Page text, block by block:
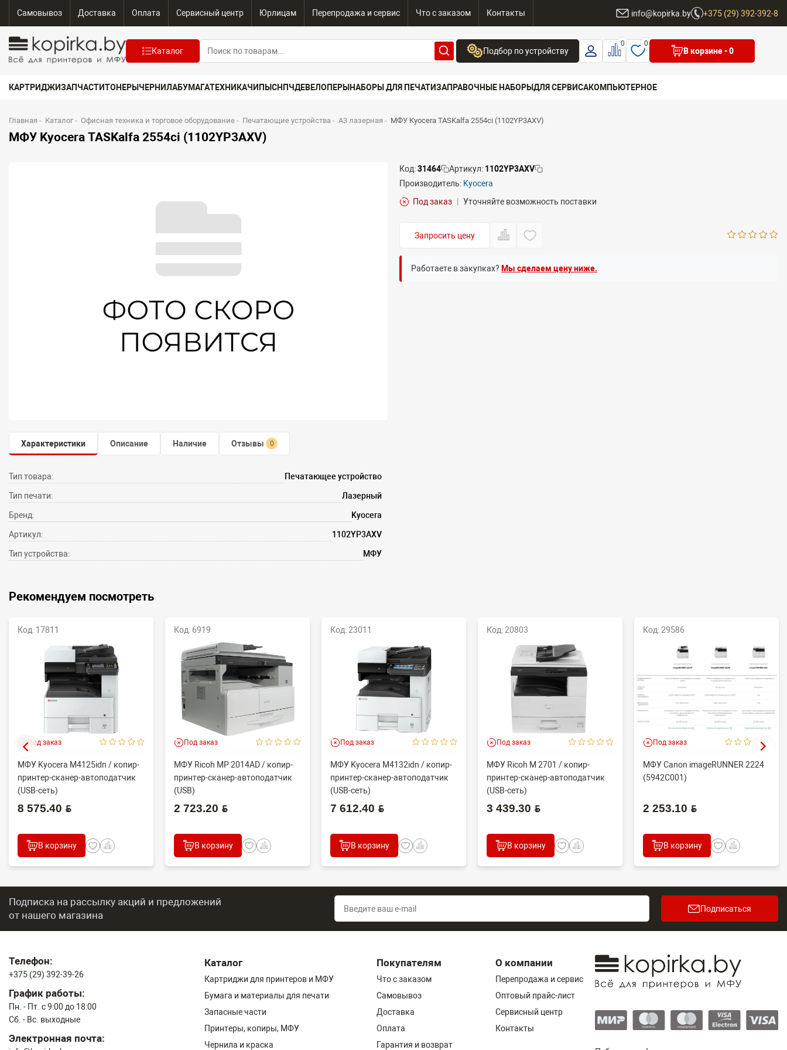
Самовывоз Доставка Оплата Сервисный центр Юрлицам Перепродажа и сервис Что с заказом Контакты info@kopirka.by +375 (29) 392-392-8
Каталог Подбор по устройству
Выберите бренд
Сначала выберите бренд
0 0
В корзине- 0
КАРТРИДЖИЗАПЧАСТИТОНЕРЫ ЧЕРНИЛАБУМАГАТЕХНИКАЧИПЫСНПЧДЕВЕЛОПЕРЫ НАБОРЫ ДЛЯ ПЕЧАТИЗАПРАВОЧНЫЕ НАБОРЫДЛЯ СЕРВИСАКОМПЬЮТЕРНОЕ
Главная - Каталог - Офисная техника и торговое оборудование - Печатающие устройства - A3 лазерная - МФУ Kyocera TASKalfa 2554ci (1102YP3AXV)
МФУ Kyocera TASKalfa 2554ci (1102YP3AXV)
Характеристики Описание Наличие Отзывы 0
Тип товара: Печатающее устройство
Тип печати: Лазерный
Бренд: Kyocera
Артикул: 1102YP3AXV
Тип устройства: МФУ
Код:31464 Артикул: 1102YP3AXV
Производитель: Kyocera
Под заказ
Уточняйте возможность поставки
Запросить цену
Работаете в закупках? Мы сделаем цену ниже.
Рекомендуем посмотреть
Код: 17811
Под заказ
МФУ Kyocera M4125idn / копир-
принтер-сканер-автоподатчик
(USB-сеть)
8 575.40 BYN
В корзину
Код: 6919
Под заказ
МФУ Ricoh MP 2014AD / копир-
принтер-сканер-автоподатчик
(USB)
2 723.20 BYN
В корзину
Код: 23011
Под заказ
МФУ Kyocera M4132idn / копир-
принтер-сканер-автоподатчик
(USB-сеть)
7 612.40 BYN
В корзину
Код: 20803
Под заказ
МФУ Ricoh M 2701 / копир-
принтер-сканер-автоподатчик
(USB-сеть)
3 439.30 BYN
В корзину
Код: 29586
Под заказ
МФУ Canon imageRUNNER 2224
(5942C001)
2 253.10 BYN
В корзину
Подписка на рассылку акций и предложений
от нашего магазина
Подписаться
Телефон:
+375 (29) 392-39-26
График работы:
Пн. - Пт. с 9:00 до 18:00
Сб. - Вс. выходные
Электронная почта:
Каталог
Картриджи для принтеров и МФУ
Бумага и материалы для печати
Запасные части
Принтеры, копиры, МФУ
Чернила и краска
Покупателям
Что с заказом
Самовывоз
Доставка
Оплата
Гарантия и возврат
О компании
Перепродажа и сервис
Оптовый прайс-лист
Сервисный центр
Контакты